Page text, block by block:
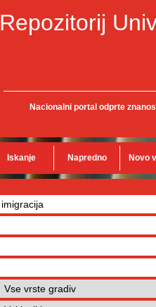
Repozitorij
Nacionalni portal odprte
Iskanje Napredno Novo